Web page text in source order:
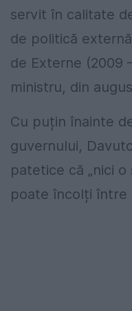
servit în calitate
de politică
de Externe (2009
ministru, din
Cu puțin înainte
guvernului,
patetice că „nici o
poate încolți între